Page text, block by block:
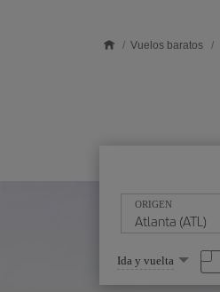
Vuelos baratos
ORIGEN
Seleccione
una
Ida y vuelta